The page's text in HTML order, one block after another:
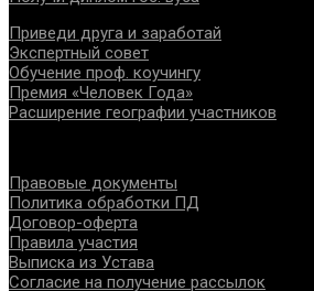
Приведи друга и заработай
Экспертный совет
Обучение проф. коучингу
Премия «Человек Года»
Расширение географии участников
Правовые документы
Политика обработки ПД
Договор-оферта
Правила участия
Выписка из Устава
Согласие на получение рассылок